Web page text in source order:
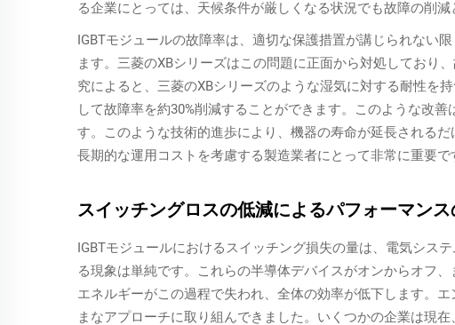
る企業にとっては、天候条件が厳しくなる状況でも故障の削
IGBTモジュールの故障率は、適切な保護措置が講じられない
ます。三菱のXBシリーズはこの問題に正面から対処しており
究によると、三菱のXBシリーズのような湿気に対する耐性を
して故障率を約30%削減することができます。このような改
す。このような技術的進歩により、機器の寿命が延長される
長期的な運用コストを考慮する製造業者にとって非常に重要で
スイッチングロスの低減によるパフォーマン
IGBTモジュールにおけるスイッチング損失の量は、電気シス
る現象は単純です。これらの半導体デバイスがオンからオフ
エネルギーがこの過程で失われ、全体の効率が低下します。
まなアプローチに取り組んできました。いくつかの企業は現